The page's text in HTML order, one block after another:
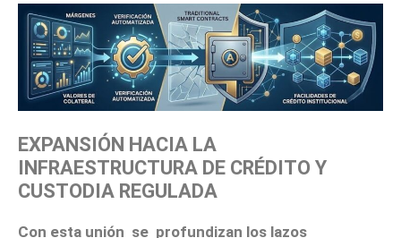
EXPANSIÓN HACIA LA
INFRAESTRUCTURA DE CRÉDITO Y
CUSTODIA REGULADA
Con esta unión se profundizan los lazos